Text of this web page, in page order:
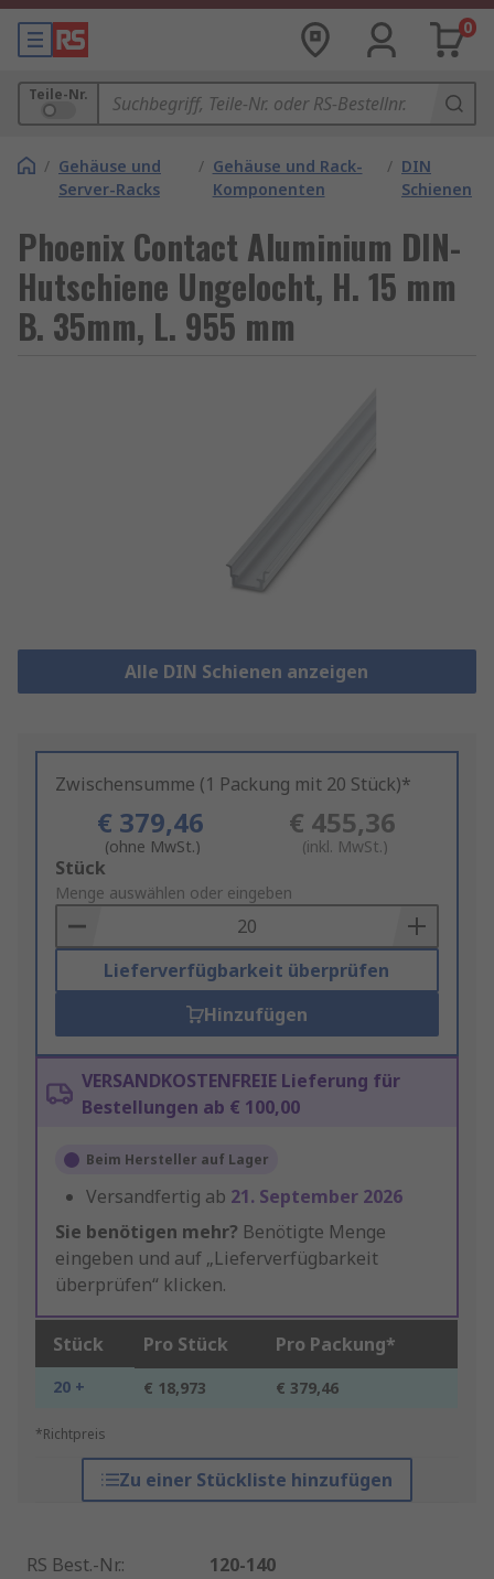
0
Teile-Nr.
/ Gehäuse und
Server-Racks
/ Gehäuse und Rack-
Komponenten
/ DIN
Schienen
Phoenix Contact Aluminium DIN-
Hutschiene Ungelocht, H. 15 mm
B. 35mm, L. 955 mm
Alle DIN Schienen anzeigen
Zwischensumme (1 Packung mit 20 Stück)*
€ 379,46
(ohne MwSt.)
€ 455,36
(inkl. MwSt.)
Add
to
Basket
Stück
Menge auswählen oder eingeben
Lieferverfügbarkeit überprüfen
Hinzufügen
VERSANDKOSTENFREIE Lieferung für
Bestellungen ab € 100,00
Beim Hersteller auf Lager
Versandfertig ab 21. September 2026
Sie benötigen mehr? Benötigte Menge
eingeben und auf „Lieferverfügbarkeit
überprüfen“ klicken.
Stück Pro Stück Pro Packung*
20 + € 18,973 € 379,46
*Richtpreis
Zu einer Stückliste hinzufügen
RS Best.-Nr.:
120-140